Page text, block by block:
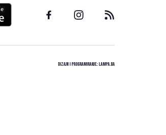
Dizajn i programiranje:Lampa.ba